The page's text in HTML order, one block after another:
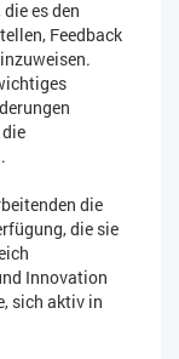
es den
Feedback
die
die sie
Innovation
sich aktiv in